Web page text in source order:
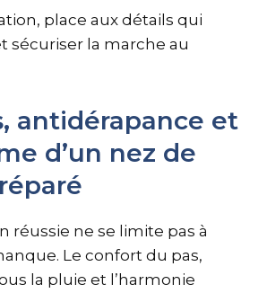
place aux détails qui
sécuriser la marche au
antidérapance et
d’un nez de
réussie ne se limite pas à
Le confort du pas,
la pluie et l’harmonie